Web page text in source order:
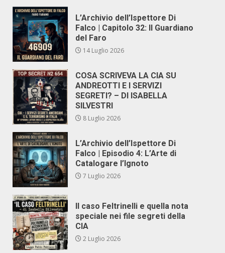
L’Archivio dell’Ispettore Di
Falco | Capitolo 32: Il Guardiano
del Faro
14 Luglio 2026
COSA SCRIVEVA LA CIA SU
ANDREOTTI E I SERVIZI
SEGRETI? – DI ISABELLA
SILVESTRI
8 Luglio 2026
L’Archivio dell’Ispettore Di
Falco | Episodio 4: L’Arte di
Catalogare l’Ignoto
7 Luglio 2026
Il caso Feltrinelli e quella nota
speciale nei file segreti della
CIA
2 Luglio 2026